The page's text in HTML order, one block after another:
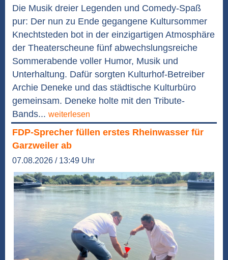
Die Musik dreier Legenden und Comedy-Spaß
pur: Der nun zu Ende gegangene Kultursommer
Knechtsteden bot in der einzigartigen Atmosphäre
der Theaterscheune fünf abwechslungsreiche
Sommerabende voller Humor, Musik und
Unterhaltung. Dafür sorgten Kulturhof-Betreiber
Archie Deneke und das städtische Kulturbüro
gemeinsam. Deneke holte mit den Tribute-
Bands... weiterlesen
FDP-Sprecher füllen erstes Rheinwasser für
Garzweiler ab
07.08.2026 / 13:49 Uhr